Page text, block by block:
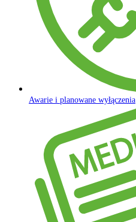
Awarie i planowane wyłączenia